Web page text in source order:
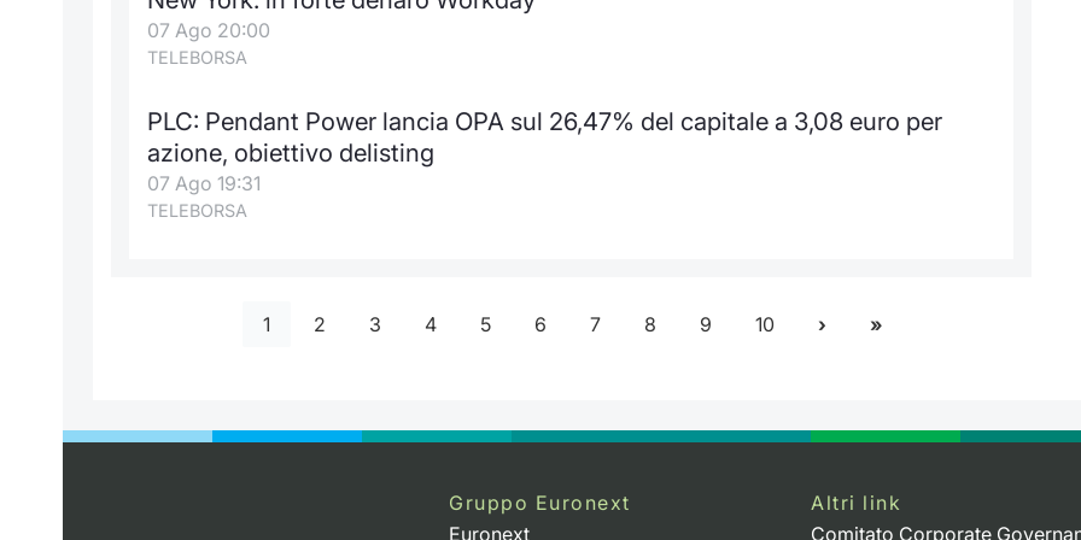
07 Ago 20:00
TELEBORSA
PLC: Pendant Power lancia OPA sul 26,47% del capitale a 3,08 euro per
azione, obiettivo delisting
07 Ago 19:31
TELEBORSA
1 2 3 4 5 6 7 8 9 10
Gruppo Euronext
Euronext
Altri link
Comitato Corporate